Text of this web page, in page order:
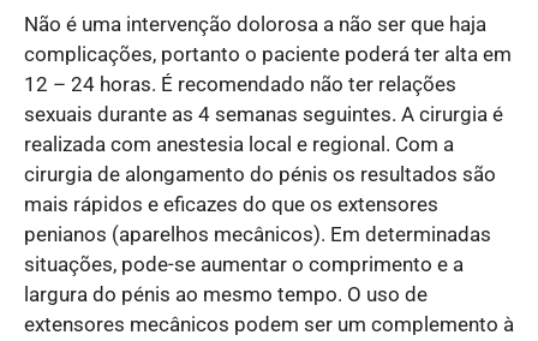
Não é uma intervenção dolorosa a não ser que haja
complicações, portanto o paciente poderá ter alta em
12 – 24 horas. É recomendado não ter relações
sexuais durante as 4 semanas seguintes. A cirurgia é
realizada com anestesia local e regional. Com a
cirurgia de alongamento do pénis os resultados são
mais rápidos e eficazes do que os extensores
penianos (aparelhos mecânicos). Em determinadas
situações, pode-se aumentar o comprimento e a
largura do pénis ao mesmo tempo. O uso de
extensores mecânicos podem ser um complemento à